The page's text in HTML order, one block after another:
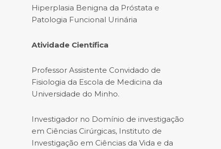
Hiperplasia Benigna da Próstata e
Patologia Funcional Urinária
Atividade Científica
Professor Assistente Convidado de
Fisiologia da Escola de Medicina da
Universidade do Minho.
Investigador no Domínio de investigação
em Ciências Cirúrgicas, Instituto de
Investigação em Ciências da Vida e da